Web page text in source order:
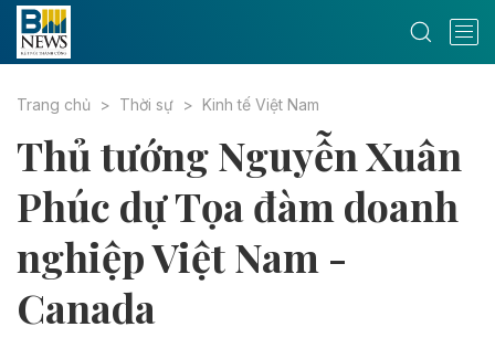
Trang chủ Thời sự Kinh tế Việt Nam
Thủ tướng Nguyễn Xuân
Phúc dự Tọa đàm doanh
nghiệp Việt Nam -
Canada